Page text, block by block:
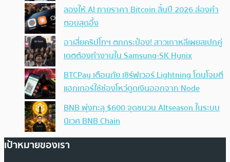
ลองให้ AI ทายราคา Bitcoin สิ้นปี 2026 ส่องคำ
ตอบสุดอึ้ง
อาเสี่ยคริปโทฯ ตกกระป๋อง! สาวเกาหลีเผยสเปกคู่
เดตต้องทำงานใน Samsung-SK Hynix
BTCPay เตือนภัย เซิร์ฟเวอร์ Lightning โดนโจมตี
แฮกเกอร์ใช้ช่องโหว่ดูดเงินออกจาก Node
BNB พุ่งทะลุ $600 จุดชนวน Altseason ในระบบ
นิเวศ BNB Chain
เป้าหมายของเรา